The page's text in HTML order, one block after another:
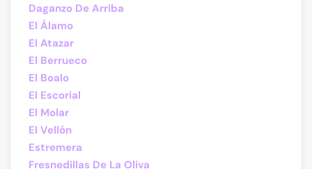
Daganzo De Arriba
El Álamo
El Atazar
El Berrueco
El Boalo
El Escorial
El Molar
El Vellón
Estremera
Fresnedillas De La Oliva